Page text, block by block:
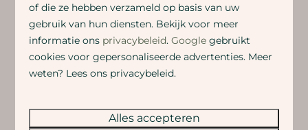
of die ze hebben verzameld op basis van uw
gebruik van hun diensten. Bekijk voor meer
informatie ons privacybeleid.Google gebruikt
cookies voor gepersonaliseerde advertenties. Meer
weten? Lees ons privacybeleid.
Alles accepteren